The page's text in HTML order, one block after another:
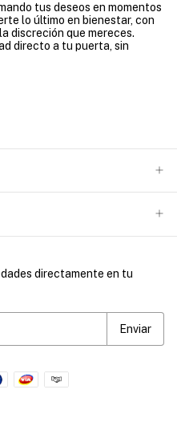
tus deseos en momentos
lo último en bienestar, con
discreción que mereces.
directo a tu puerta, sin
directamente en tu